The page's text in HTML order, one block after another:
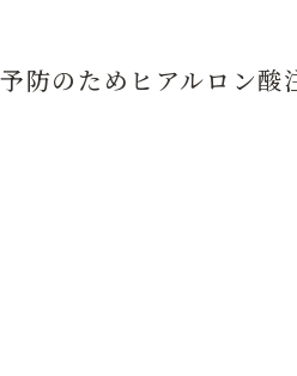
のためヒアルロン酸